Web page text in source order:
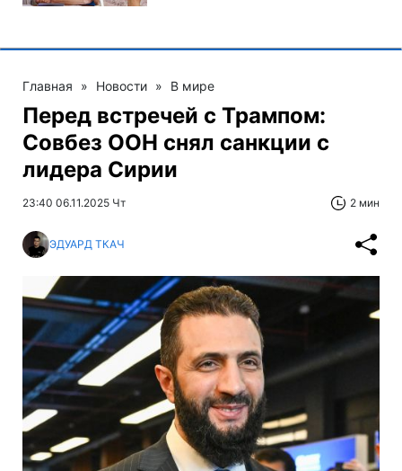
Главная » Новости » В мире
Перед встречей с Трампом:
Совбез ООН снял санкции с
лидера Сирии
23:40 06.11.2025 Чт 2 мин
ЭДУАРД ТКАЧ